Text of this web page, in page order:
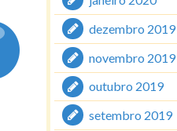
dezembro 2019
novembro 2019
outubro 2019
setembro 2019